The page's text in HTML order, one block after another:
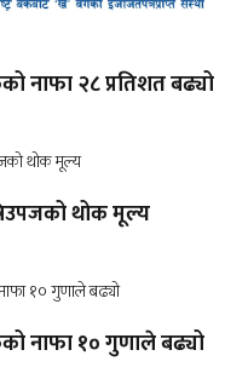
नाफा २८ प्रतिशत बढ्यो
थोक मूल्य
नाफा १० गुणाले बढ्यो